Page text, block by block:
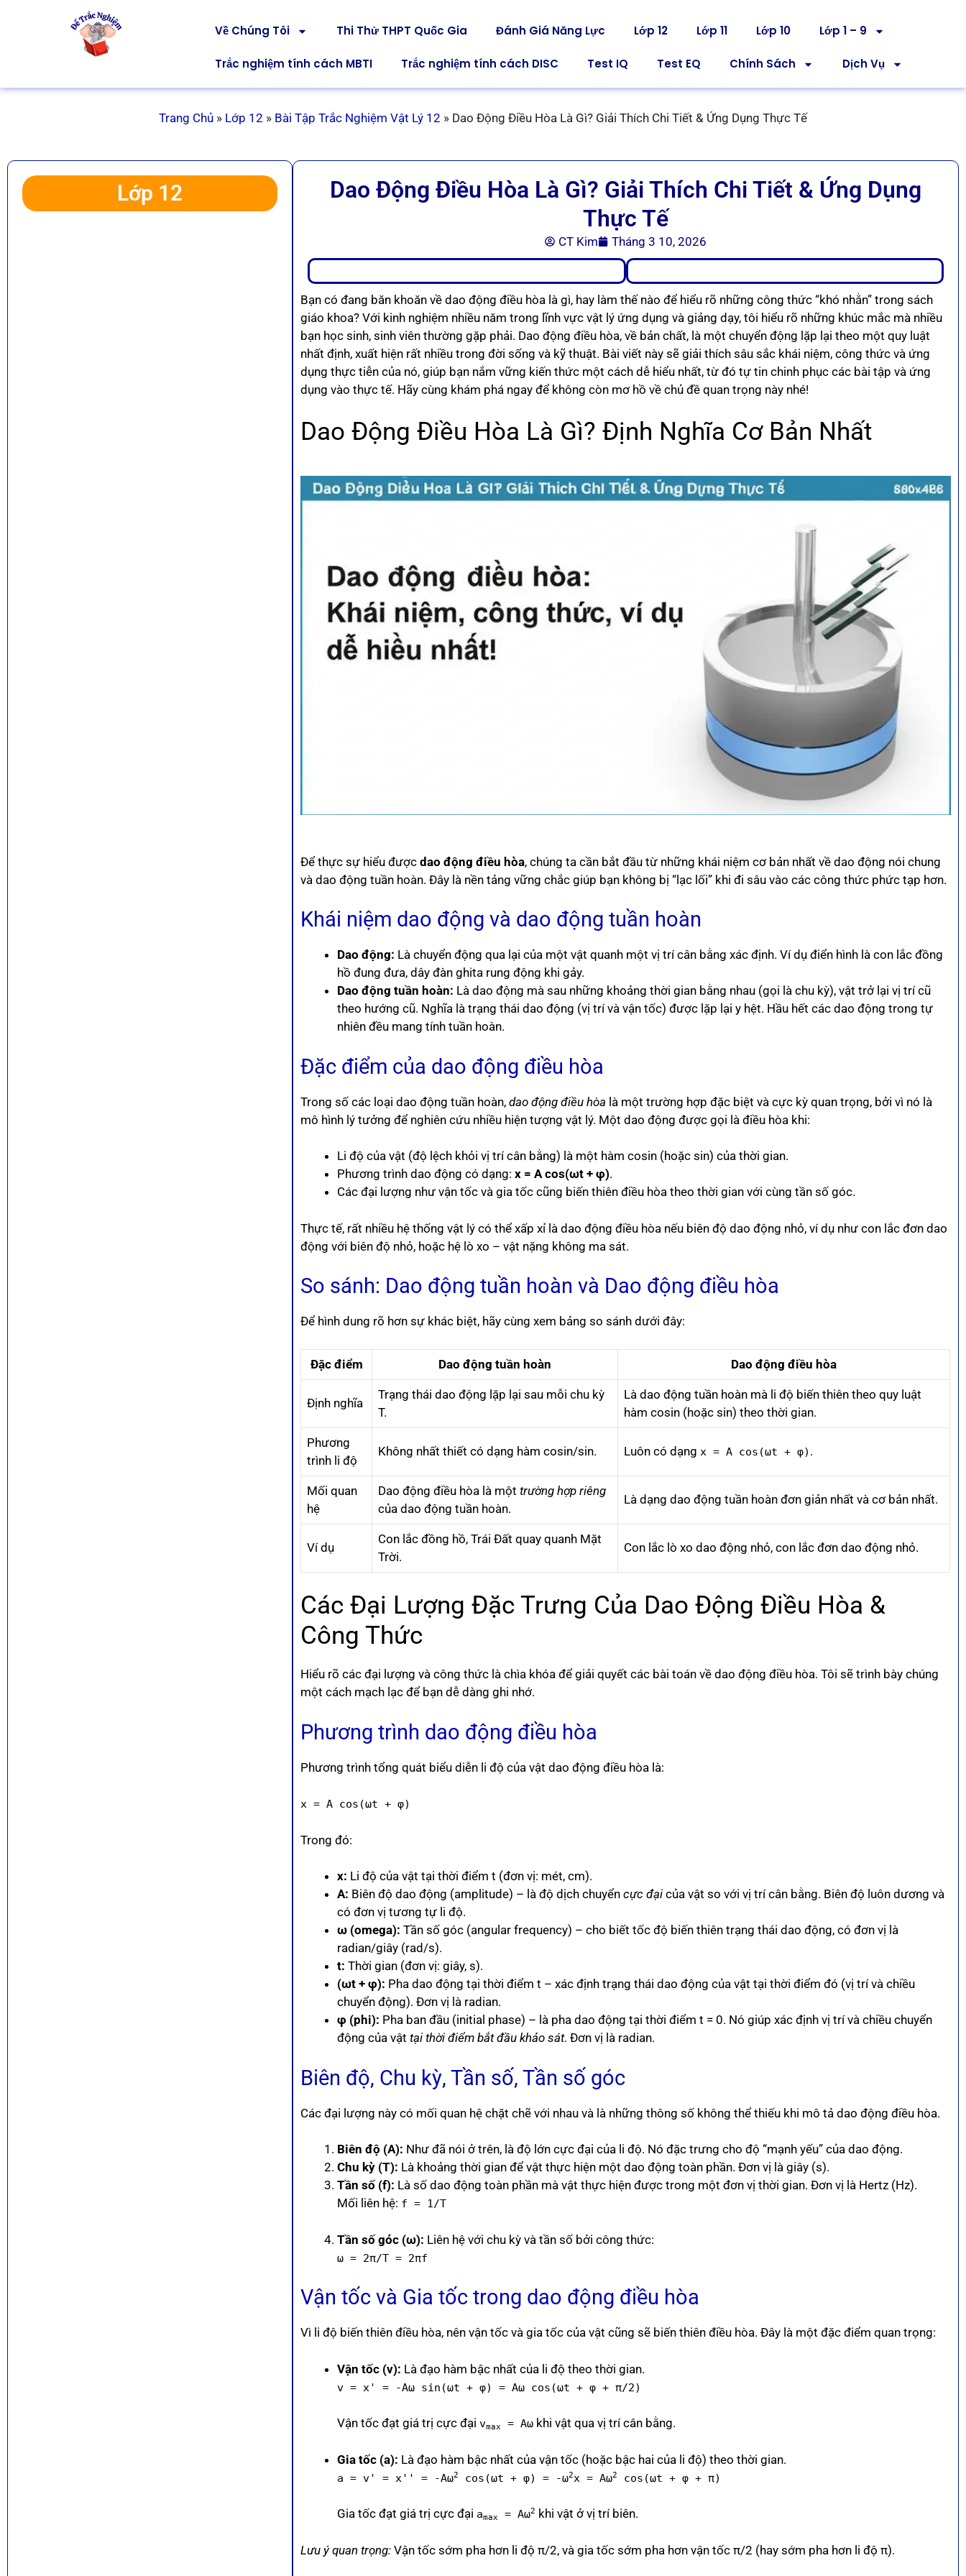
Về Chúng Tôi Thi Thử THPT Quốc Gia Đánh Giá Năng Lực Lớp 12 Lớp 11 Lớp 10 Lớp 1 – 9
Trắc nghiệm tính cách MBTI Trắc nghiệm tính cách DISC Test IQ Test EQ Chính Sách Dịch Vụ
Trang Chủ » Lớp 12 » Bài Tập Trắc Nghiệm Vật Lý 12 » Dao Động Điều Hòa Là Gì? Giải Thích Chi Tiết & Ứng Dụng Thực Tế
Lớp 12
Dao Động Điều Hòa Là Gì? Giải Thích Chi Tiết & Ứng Dụng
Thực Tế
CT Kim Tháng 3 10, 2026
Bạn có đang băn khoăn về dao động điều hòa là gì, hay làm thế nào để hiểu rõ những công thức “khó nhằn” trong sách
giáo khoa? Với kinh nghiệm nhiều năm trong lĩnh vực vật lý ứng dụng và giảng dạy, tôi hiểu rõ những khúc mắc mà nhiều
bạn học sinh, sinh viên thường gặp phải. Dao động điều hòa, về bản chất, là một chuyển động lặp lại theo một quy luật
nhất định, xuất hiện rất nhiều trong đời sống và kỹ thuật. Bài viết này sẽ giải thích sâu sắc khái niệm, công thức và ứng
dụng thực tiễn của nó, giúp bạn nắm vững kiến thức một cách dễ hiểu nhất, từ đó tự tin chinh phục các bài tập và ứng
dụng vào thực tế. Hãy cùng khám phá ngay để không còn mơ hồ về chủ đề quan trọng này nhé!
Dao Động Điều Hòa Là Gì? Định Nghĩa Cơ Bản Nhất
Để thực sự hiểu đượcdao động điều hòa, chúng ta cần bắt đầu từ những khái niệm cơ bản nhất về dao động nói chung
và dao động tuần hoàn. Đây là nền tảng vững chắc giúp bạn không bị “lạc lối” khi đi sâu vào các công thức phức tạp hơn.
Khái niệm dao động và dao động tuần hoàn
Dao động: Là chuyển động qua lại của một vật quanh một vị trí cân bằng xác định. Ví dụ điển hình là con lắc đồng
hồ đung đưa, dây đàn ghita rung động khi gảy.
Dao động tuần hoàn: Là dao động mà sau những khoảng thời gian bằng nhau (gọi là chu kỳ), vật trở lại vị trí cũ
theo hướng cũ. Nghĩa là trạng thái dao động (vị trí và vận tốc) được lặp lại y hệt. Hầu hết các dao động trong tự
nhiên đều mang tính tuần hoàn.
Đặc điểm của dao động điều hòa
Trong số các loại dao động tuần hoàn,dao động điều hòa là một trường hợp đặc biệt và cực kỳ quan trọng, bởi vì nó là
mô hình lý tưởng để nghiên cứu nhiều hiện tượng vật lý. Một dao động được gọi là điều hòa khi:
Li độ của vật (độ lệch khỏi vị trí cân bằng) là một hàm cosin (hoặc sin) của thời gian.
Phương trình dao động có dạng:x = A cos(ωt + φ).
Các đại lượng như vận tốc và gia tốc cũng biến thiên điều hòa theo thời gian với cùng tần số góc.
Thực tế, rất nhiều hệ thống vật lý có thể xấp xỉ là dao động điều hòa nếu biên độ dao động nhỏ, ví dụ như con lắc đơn dao
động với biên độ nhỏ, hoặc hệ lò xo – vật nặng không ma sát.
So sánh: Dao động tuần hoàn và Dao động điều hòa
Để hình dung rõ hơn sự khác biệt, hãy cùng xem bảng so sánh dưới đây:
Đặc điểm Dao động tuần hoàn Dao động điều hòa
Định nghĩa
Trạng thái dao động lặp lại sau mỗi chu kỳ
T.
Là dao động tuần hoàn mà li độ biến thiên theo quy luật
hàm cosin (hoặc sin) theo thời gian.
Phương
trình li độ
Không nhất thiết có dạng hàm cosin/sin. Luôn có dạng x = A cos(ωt + φ) .
Mối quan
hệ
Dao động điều hòa là mộttrường hợp riêng
của dao động tuần hoàn.
Là dạng dao động tuần hoàn đơn giản nhất và cơ bản nhất.
Ví dụ
Con lắc đồng hồ, Trái Đất quay quanh Mặt
Trời.
Con lắc lò xo dao động nhỏ, con lắc đơn dao động nhỏ.
Các Đại Lượng Đặc Trưng Của Dao Động Điều Hòa &
Công Thức
Hiểu rõ các đại lượng và công thức là chìa khóa để giải quyết các bài toán về dao động điều hòa. Tôi sẽ trình bày chúng
một cách mạch lạc để bạn dễ dàng ghi nhớ.
Phương trình dao động điều hòa
Phương trình tổng quát biểu diễn li độ của vật dao động điều hòa là:
x = A cos(ωt + φ)
Trong đó:
x: Li độ của vật tại thời điểm t (đơn vị: mét, cm).
A: Biên độ dao động (amplitude) – là độ dịch chuyểncực đại của vật so với vị trí cân bằng. Biên độ luôn dương và
có đơn vị tương tự li độ.
ω (omega): Tần số góc (angular frequency) – cho biết tốc độ biến thiên trạng thái dao động, có đơn vị là
radian/giây (rad/s).
t: Thời gian (đơn vị: giây, s).
(ωt + φ): Pha dao động tại thời điểm t – xác định trạng thái dao động của vật tại thời điểm đó (vị trí và chiều
chuyển động). Đơn vị là radian.
φ (phi): Pha ban đầu (initial phase) – là pha dao động tại thời điểm t = 0. Nó giúp xác định vị trí và chiều chuyển
động của vậttại thời điểm bắt đầu khảo sát. Đơn vị là radian.
Biên độ, Chu kỳ, Tần số, Tần số góc
Các đại lượng này có mối quan hệ chặt chẽ với nhau và là những thông số không thể thiếu khi mô tả dao động điều hòa.
Biên độ (A): Như đã nói ở trên, là độ lớn cực đại của li độ. Nó đặc trưng cho độ “mạnh yếu” của dao động.
Chu kỳ (T): Là khoảng thời gian để vật thực hiện một dao động toàn phần. Đơn vị là giây (s).
Tần số (f): Là số dao động toàn phần mà vật thực hiện được trong một đơn vị thời gian. Đơn vị là Hertz (Hz).
Mối liên hệ: f = 1/T
Tần số góc (ω): Liên hệ với chu kỳ và tần số bởi công thức:
ω = 2π/T = 2πf
Vận tốc và Gia tốc trong dao động điều hòa
Vì li độ biến thiên điều hòa, nên vận tốc và gia tốc của vật cũng sẽ biến thiên điều hòa. Đây là một đặc điểm quan trọng:
Vận tốc (v): Là đạo hàm bậc nhất của li độ theo thời gian.
v = x' = -Aω sin(ωt + φ) = Aω cos(ωt + φ + π/2)
Vận tốc đạt giá trị cực đạivmax = Aω khi vật qua vị trí cân bằng.
Gia tốc (a): Là đạo hàm bậc nhất của vận tốc (hoặc bậc hai của li độ) theo thời gian.
a = v' = x'' = -Aω2 cos(ωt + φ) = -ω2x = Aω2 cos(ωt + φ + π)
Gia tốc đạt giá trị cực đại amax = Aω2 khi vật ở vị trí biên.
Lưu ý quan trọng: Vận tốc sớm pha hơn li độ π/2, và gia tốc sớm pha hơn vận tốc π/2 (hay sớm pha hơn li độ π).